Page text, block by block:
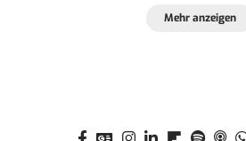
Mehr anzeigen